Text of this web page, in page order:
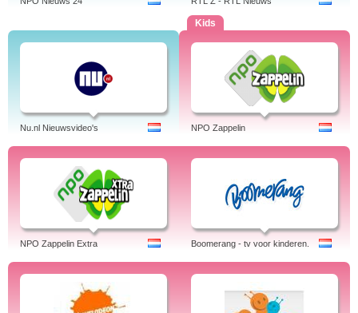
Nu.nl Nieuwsvideo's
Kids
NPO Zappelin
NPO Zappelin Extra Boomerang - tv voor kinderen.